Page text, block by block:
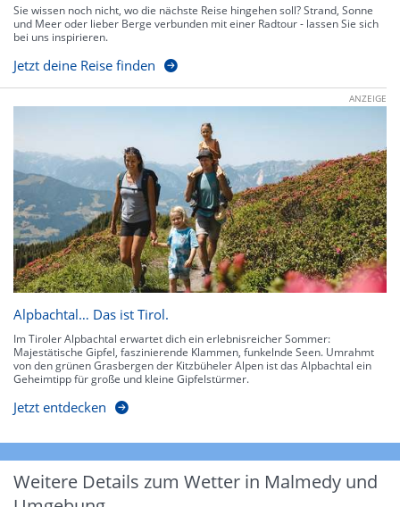
Sie wissen noch nicht, wo die nächste Reise hingehen soll? Strand, Sonne
und Meer oder lieber Berge verbunden mit einer Radtour - lassen Sie sich
bei uns inspirieren.
Jetzt deine Reise finden
ANZEIGE
Alpbachtal… Das ist Tirol.
Im Tiroler Alpbachtal erwartet dich ein erlebnisreicher Sommer:
Majestätische Gipfel, faszinierende Klammen, funkelnde Seen. Umrahmt
von den grünen Grasbergen der Kitzbüheler Alpen ist das Alpbachtal ein
Geheimtipp für große und kleine Gipfelstürmer.
Jetzt entdecken
Weitere Details zum Wetter in Malmedy und